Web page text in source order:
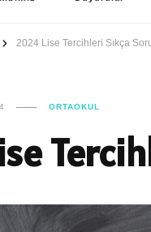
2024 Lise Tercihleri Sıkça
ORTAOKUL